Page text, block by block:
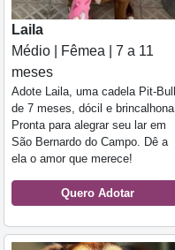
Laila
Médio | Fêmea | 7 a 11
meses
Adote Laila, uma cadela Pit-Bull
de 7 meses, dócil e brincalhona.
Pronta para alegrar seu lar em
São Bernardo do Campo. Dê a
ela o amor que merece!
Quero Adotar